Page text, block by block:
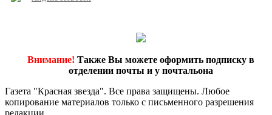
Внимание! Также Вы можете оформить подписку в
отделении почты и у почтальона
Газета "Красная звезда". Все права защищены. Любое
копирование материалов только с письменного разрешения
редакции.